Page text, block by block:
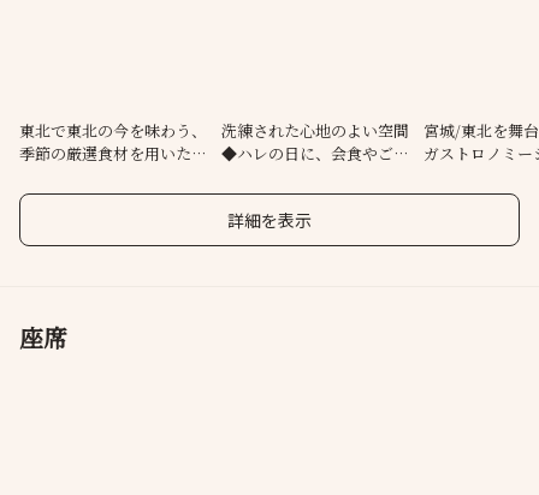
東北で東北の今を味わう、
季節の厳選食材を用いたお
洗練された心地のよい空間
◆ハレの日に、会食やご旅
宮城/東北を舞
ガストロノミー
詳細を表示
座席